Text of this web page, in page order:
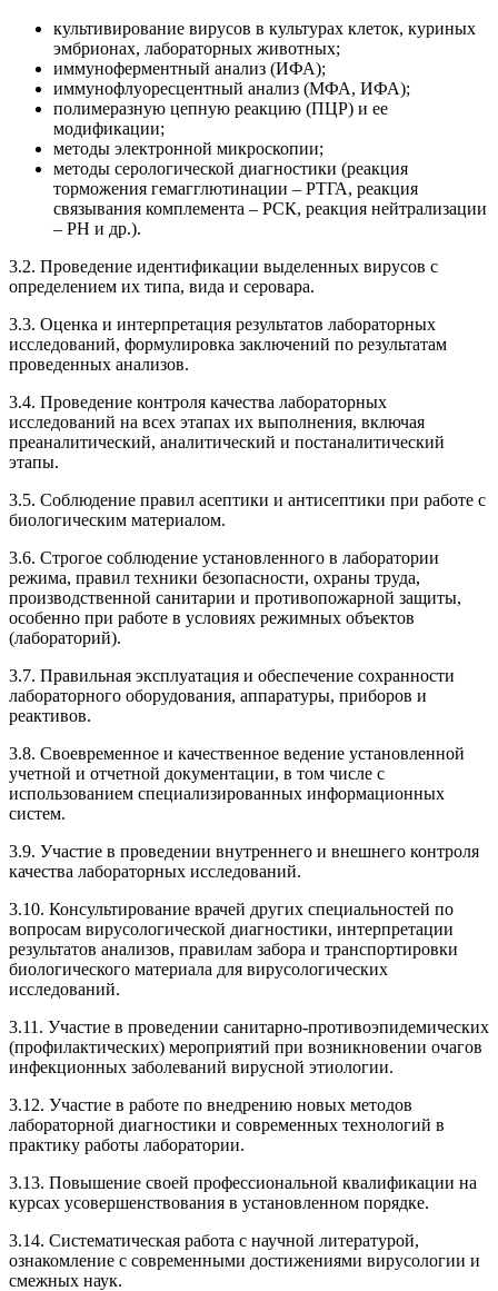
культивирование вирусов в культурах клеток, куриных
эмбрионах, лабораторных животных;
иммуноферментный анализ (ИФА);
иммунофлуоресцентный анализ (МФА, ИФА);
полимеразную цепную реакцию (ПЦР) и ее
модификации;
методы электронной микроскопии;
методы серологической диагностики (реакция
торможения гемагглютинации – РТГА, реакция
связывания комплемента – РСК, реакция нейтрализации
– РН и др.).
3.2. Проведение идентификации выделенных вирусов с
определением их типа, вида и серовара.
3.3. Оценка и интерпретация результатов лабораторных
исследований, формулировка заключений по результатам
проведенных анализов.
3.4. Проведение контроля качества лабораторных
исследований на всех этапах их выполнения, включая
преаналитический, аналитический и постаналитический
этапы.
3.5. Соблюдение правил асептики и антисептики при работе с
биологическим материалом.
3.6. Строгое соблюдение установленного в лаборатории
режима, правил техники безопасности, охраны труда,
производственной санитарии и противопожарной защиты,
особенно при работе в условиях режимных объектов
(лабораторий).
3.7. Правильная эксплуатация и обеспечение сохранности
лабораторного оборудования, аппаратуры, приборов и
реактивов.
3.8. Своевременное и качественное ведение установленной
учетной и отчетной документации, в том числе с
использованием специализированных информационных
систем.
3.9. Участие в проведении внутреннего и внешнего контроля
качества лабораторных исследований.
3.10. Консультирование врачей других специальностей по
вопросам вирусологической диагностики, интерпретации
результатов анализов, правилам забора и транспортировки
биологического материала для вирусологических
исследований.
3.11. Участие в проведении санитарно-противоэпидемических
(профилактических) мероприятий при возникновении очагов
инфекционных заболеваний вирусной этиологии.
3.12. Участие в работе по внедрению новых методов
лабораторной диагностики и современных технологий в
практику работы лаборатории.
3.13. Повышение своей профессиональной квалификации на
курсах усовершенствования в установленном порядке.
3.14. Систематическая работа с научной литературой,
ознакомление с современными достижениями вирусологии и
смежных наук.